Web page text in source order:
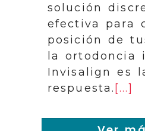
solución
efectiva para
posición de
la ortodoncia
Invisalign es
respuesta. [...]